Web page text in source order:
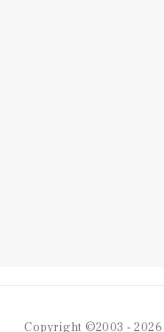
Copyright ©2003 - 2026